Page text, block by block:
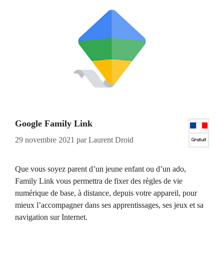
Google Family Link
29 novembre 2021 parLaurent Droid
Que vous soyez parent d’un jeune enfant ou d’un ado,
Family Link vous permettra de fixer des règles de vie
numérique de base, à distance, depuis votre appareil, pour
mieux l’accompagner dans ses apprentissages, ses jeux et sa
navigation sur Internet.